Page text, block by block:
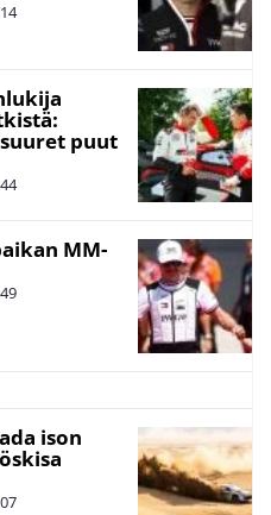
puut
MM-
ison